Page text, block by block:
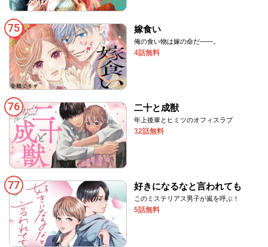
75 嫁食い
俺の食い物は嫁の命だ――。
4話無料
76 二十と成獣
年上後輩とヒミツのオフィスラブ
32話無料
77 好きになるなと言われても
このミステリアス男子が嵐を呼ぶ！
5話無料